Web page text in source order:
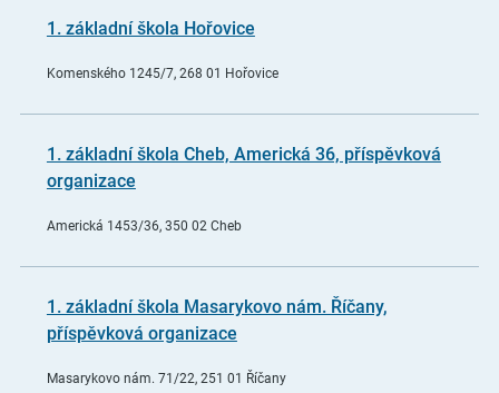
1. základní škola Hořovice
Komenského 1245/7, 268 01 Hořovice
1. základní škola Cheb, Americká 36, příspěvková
organizace
Americká 1453/36, 350 02 Cheb
1. základní škola Masarykovo nám. Říčany,
příspěvková organizace
Masarykovo nám. 71/22, 251 01 Říčany